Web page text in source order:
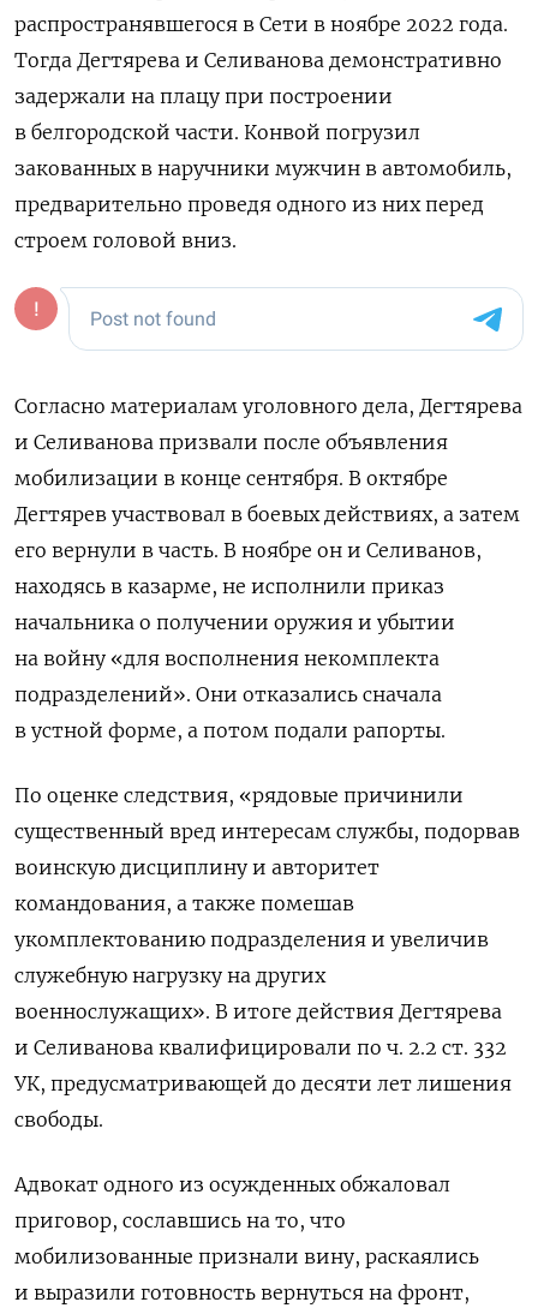
распространявшегося в Сети в ноябре 2022 года.
Тогда Дегтярева и Селиванова демонстративно
задержали на плацу при построении
в белгородской части. Конвой погрузил
закованных в наручники мужчин в автомобиль,
предварительно проведя одного из них перед
строем головой вниз.
Согласно материалам уголовного дела, Дегтярева
и Селиванова призвали после объявления
мобилизации в конце сентября. В октябре
Дегтярев участвовал в боевых действиях, а затем
его вернули в часть. В ноябре он и Селиванов,
находясь в казарме, не исполнили приказ
начальника о получении оружия и убытии
на войну «для восполнения некомплекта
подразделений». Они отказались сначала
в устной форме, а потом подали рапорты.
По оценке следствия, «рядовые причинили
существенный вред интересам службы, подорвав
воинскую дисциплину и авторитет
командования, а также помешав
укомплектованию подразделения и увеличив
служебную нагрузку на других
военнослужащих». В итоге действия Дегтярева
и Селиванова квалифицировали по ч. 2.2 ст. 332
УК, предусматривающей до десяти лет лишения
свободы.
Адвокат одного из осужденных обжаловал
приговор, сославшись на то, что
мобилизованные признали вину, раскаялись
и выразили готовность вернуться на фронт,